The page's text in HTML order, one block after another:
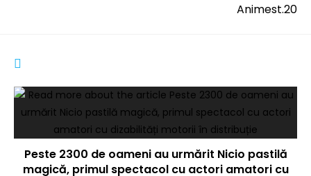
Animest.20
Peste 2300 de oameni au urmărit Nicio pastilă
magică, primul spectacol cu actori amatori cu